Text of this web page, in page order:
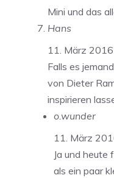
Mini und das
Hans
11. März
Falls es
von Dieter
inspirieren
o.wunder
11. März
Ja und heute
als ein paar